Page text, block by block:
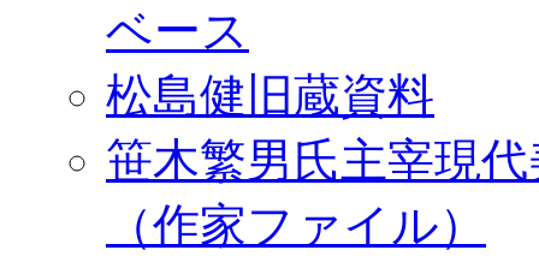
ベース
松島健旧蔵資料
笹木繁男氏主宰現
（作家ファイル）